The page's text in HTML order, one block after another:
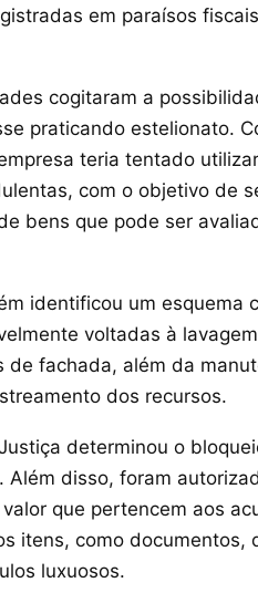
em paraísos
cogitaram a
praticando estelionato.
teria tentado
com o objetivo de
bens que pode ser
identificou um esquema
voltadas à
de fachada, além da
dos recursos.
determinou o
disso, foram
que pertencem aos
itens, como documentos,
luxuosos.